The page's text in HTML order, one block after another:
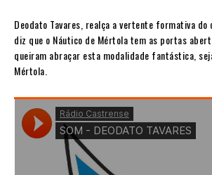
Deodato Tavares, realça a vertente formativa do
diz que o Náutico de Mértola tem as portas
queiram abraçar esta modalidade fantástica,
Mértola.